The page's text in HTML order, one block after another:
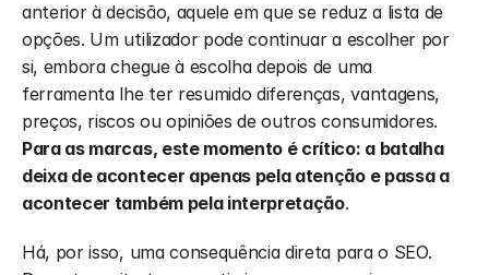
anterior à decisão, aquele em que se reduz a lista de
opções. Um utilizador pode continuar a escolher por
si, embora chegue à escolha depois de uma
ferramenta lhe ter resumido diferenças, vantagens,
Para as marcas, este momento é crítico: a batalha
deixa de acontecer apenas pela atenção e passa a
acontecer também pela interpretação.
Há, por isso, uma consequência direta para o SEO.